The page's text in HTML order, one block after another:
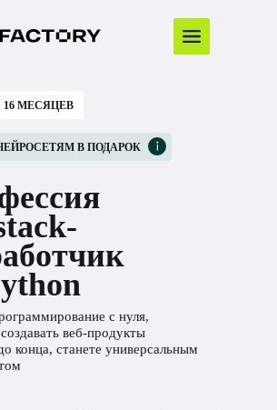
МЕСЯЦЕВ
с нуля,
веб-продукты
конца, станете универсальным
В ПОДАРОК